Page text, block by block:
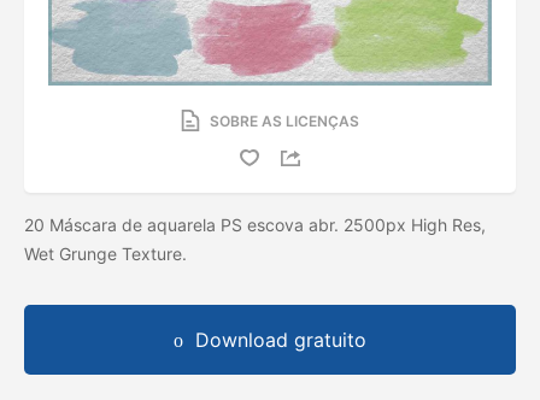
SOBRE AS LICENÇAS
20 Máscara de aquarela PS escova abr. 2500px High Res,
Wet Grunge Texture.
Download gratuito